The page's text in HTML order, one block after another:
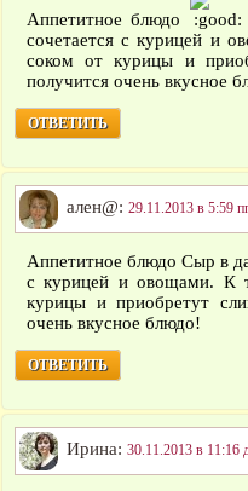
Аппетитное блюдо
сочетается с курицей и
соком от курицы и
получится очень вкусное
ОТВЕТИТЬ
ален@: 29.11.2013 в 5:59
Аппетитное блюдо Сыр в
с курицей и овощами. К
курицы и приобретут
очень вкусное блюдо!
ОТВЕТИТЬ
Ирина: 30.11.2013 в 11:16